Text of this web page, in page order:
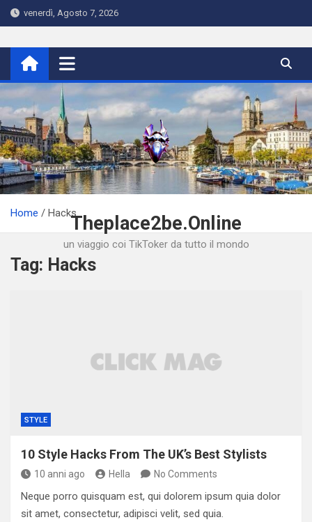
Skip
to
venerdì, Agosto 7, 2026
Theplace2be.Online
un viaggio coi TikToker da tutto il mondo
Home Hacks
Tag: Hacks
STYLE
10 Style Hacks From The UK’s Best Stylists
10 anni ago Hella No Comments
Neque porro quisquam est, qui dolorem ipsum quia dolor
sit amet, consectetur, adipisci velit, sed quia.